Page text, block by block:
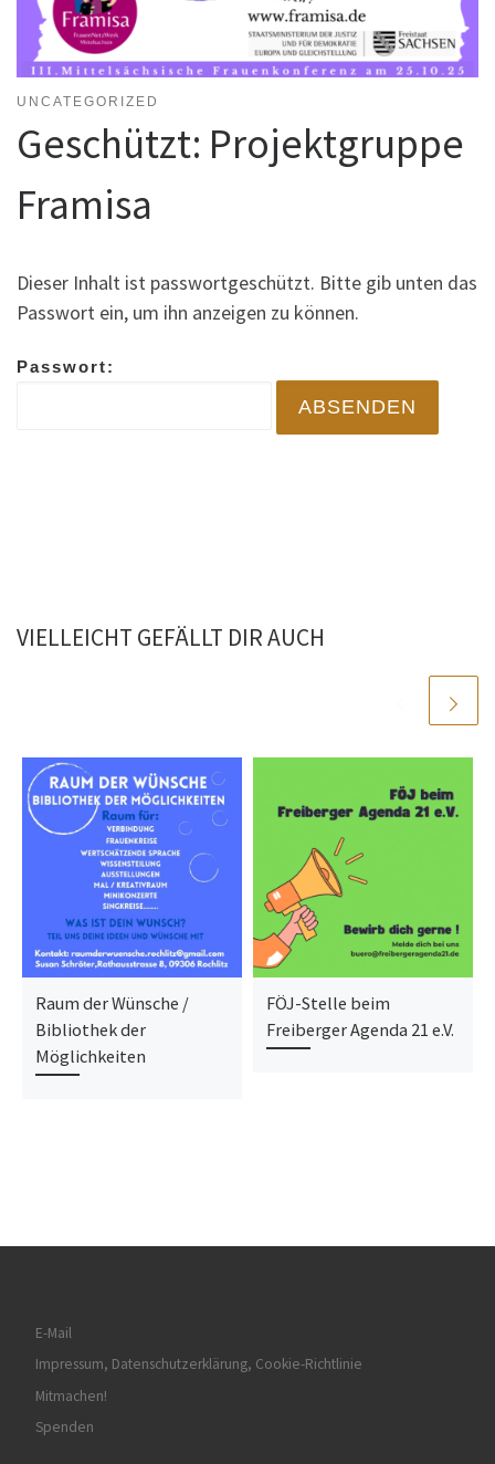
UNCATEGORIZED
Geschützt: Projektgruppe
Framisa
Dieser Inhalt ist passwortgeschützt. Bitte gib unten das
Passwort ein, um ihn anzeigen zu können.
Passwort:
VIELLEICHT GEFÄLLT DIR AUCH
Raum der Wünsche /
Bibliothek der
Möglichkeiten
FÖJ-Stelle beim
Freiberger Agenda 21 e.V.
E-Mail
Impressum, Datenschutzerklärung, Cookie-Richtlinie
Mitmachen!
Spenden